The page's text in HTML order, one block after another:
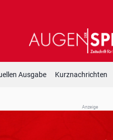
Ausgabe Kurznachrichten
Anzeige